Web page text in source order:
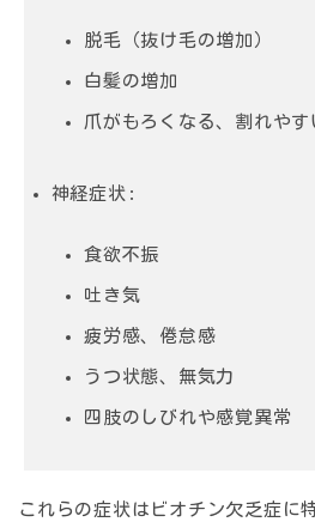
脱毛（抜け毛の増加）
白髪の増加
爪がもろくなる、割れやす
神経症状:
食欲不振
吐き気
疲労感、倦怠感
うつ状態、無気力
四肢のしびれや感覚異常
これらの症状はビオチン欠乏症に